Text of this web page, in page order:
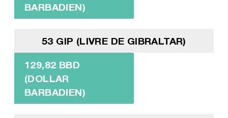
BARBADIEN)
53 GIP (LIVRE DE GIBRALTAR)
129,82 BBD
(DOLLAR
BARBADIEN)